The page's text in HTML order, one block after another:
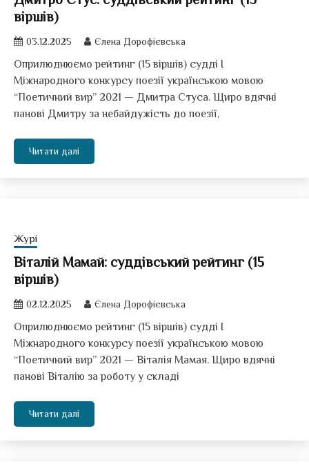
віршів)
03.12.2025 Єлена Дорофієвська
Оприлюднюємо рейтинг (15 віршів) судді І
Міжнародного конкурсу поезії українською мовою
“Поетичний вир” 2021 — Дмитра Стуса. Щиро вдячні
панові Дмитру за небайдужість до поезії,
Читати далі
Журі
Віталій Мамай: суддівський рейтинг (15
віршів)
02.12.2025 Єлена Дорофієвська
Оприлюднюємо рейтинг (15 віршів) судді І
Міжнародного конкурсу поезії українською мовою
“Поетичний вир” 2021 — Віталія Мамая. Щиро вдячні
панові Віталію за роботу у складі
Читати далі